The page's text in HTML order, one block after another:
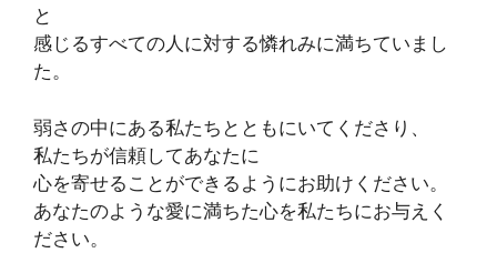
と
感じるすべての人に対する憐れみに満ちていまし
た。
弱さの中にある私たちとともにいてくださり、
私たちが信頼してあなたに
心を寄せることができるようにお助けください。
あなたのような愛に満ちた心を私たちにお与えく
ださい。